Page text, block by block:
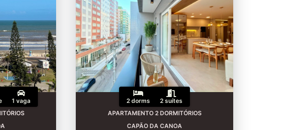
1 vaga
2 dorms
2 suítes
APARTAMENTO 2 DORMITÓRIOS
CAPÃO DA CANOA